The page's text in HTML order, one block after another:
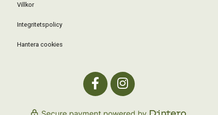
Villkor
Integritetspolicy
Hantera cookies